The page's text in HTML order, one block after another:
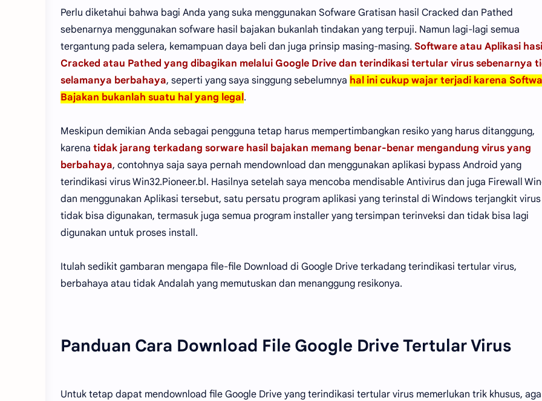
Perlu diketahui bahwa bagi Anda yang suka menggunakan Sofware Gratisan hasil Cracked dan Pathed
sebenarnya menggunakan sofware hasil bajakan bukanlah tindakan yang terpuji. Namun lagi-lagi semua
tergantung pada selera, kemampuan daya beli dan juga prinsip masing-masing. Software atau Aplikasi
Cracked atau Pathed yang dibagikan melalui Google Drive dan terindikasi tertular virus sebenarnya
selamanya berbahaya, seperti yang saya singgung sebelumnya hal ini cukup wajar terjadi karena
Bajakan bukanlah suatu hal yang legal.
Meskipun demikian Anda sebagai pengguna tetap harus mempertimbangkan resiko yang harus ditanggung,
karena tidak jarang terkadang sorware hasil bajakan memang benar-benar mengandung virus yang
berbahaya, contohnya saja saya pernah mendownload dan menggunakan aplikasi bypass Android yang
terindikasi virus Win32.Pioneer.bl. Hasilnya setelah saya mencoba mendisable Antivirus dan juga Firewall
dan menggunakan Aplikasi tersebut, satu persatu program aplikasi yang terinstal di Windows terjangkit
tidak bisa digunakan, termasuk juga semua program installer yang tersimpan terinveksi dan tidak bisa lagi
digunakan untuk proses install.
Itulah sedikit gambaran mengapa file-file Download di Google Drive terkadang terindikasi tertular virus,
berbahaya atau tidak Andalah yang memutuskan dan menanggung resikonya.
Panduan Cara Download File Google Drive Tertular Virus
Untuk tetap dapat mendownload file Google Drive yang terindikasi tertular virus memerlukan trik khusus,